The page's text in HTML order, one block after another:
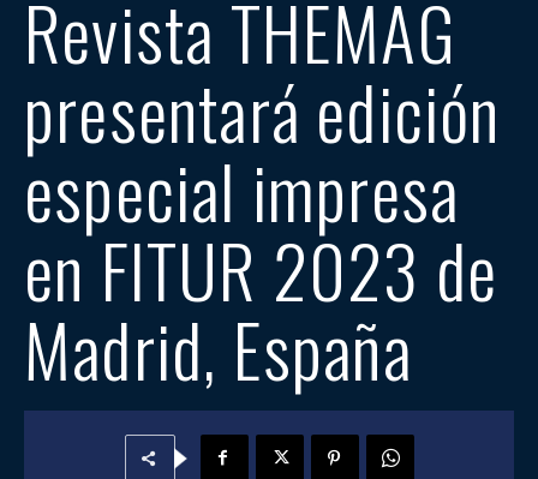
Revista THEMAG
presentará edición
especial impresa
en FITUR 2023 de
Madrid, España